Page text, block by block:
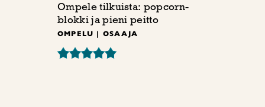
Ompele tilkuista: popcorn-
blokki ja pieni peitto
OMPELU | OSAAJA